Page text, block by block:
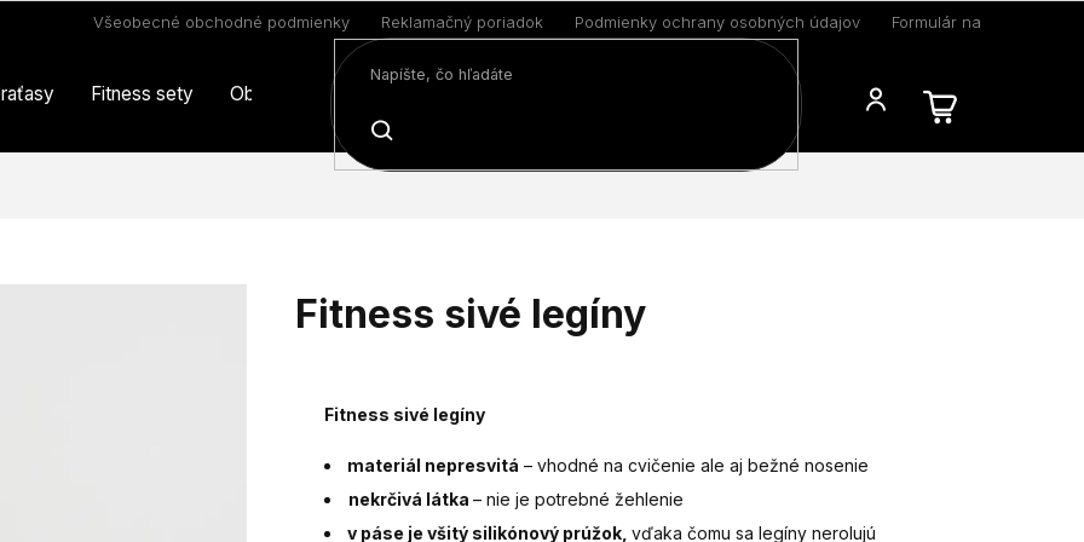
Všeobecné obchodné podmienky Reklamačný poriadok Podmienky ochrany osobných údajov Formulár na odstúpenie
HĽADAŤ
Fitness sety Oblečenie
Fitness sivé legíny
Fitness sivé legíny
materiál nepresvitá – vhodné na cvičenie ale aj bežné nosenie
nekrčivá látka – nie je potrebné žehlenie
v páse je všitý silikónový prúžok, vďaka čomu sa legíny nerolujú